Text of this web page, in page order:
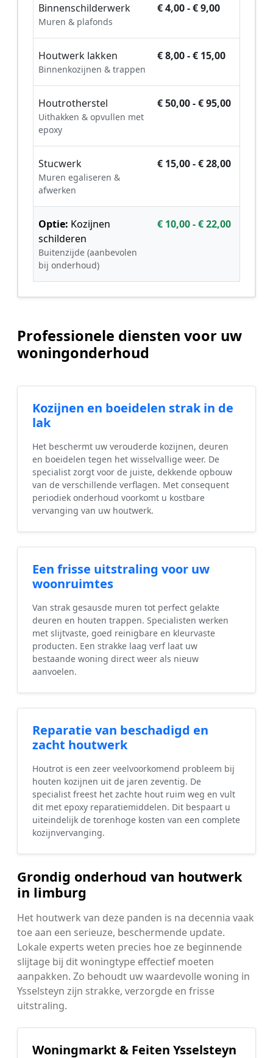
Binnenschilderwerk
Muren & plafonds
€ 4,00 - € 9,00
Houtwerk lakken
Binnenkozijnen & trappen
€ 8,00 - € 15,00
Houtrotherstel
Uithakken & opvullen met
epoxy
€ 50,00 - € 95,00
Stucwerk
Muren egaliseren &
afwerken
€ 15,00 - € 28,00
Optie: Kozijnen
schilderen
Buitenzijde (aanbevolen
bij onderhoud)
€ 10,00 - € 22,00
Professionele diensten voor uw
woningonderhoud
Kozijnen en boeidelen strak in de
lak
Het beschermt uw verouderde kozijnen, deuren
en boeidelen tegen het wisselvallige weer. De
specialist zorgt voor de juiste, dekkende opbouw
van de verschillende verflagen. Met consequent
periodiek onderhoud voorkomt u kostbare
vervanging van uw houtwerk.
Een frisse uitstraling voor uw
woonruimtes
Van strak gesausde muren tot perfect gelakte
deuren en houten trappen. Specialisten werken
met slijtvaste, goed reinigbare en kleurvaste
producten. Een strakke laag verf laat uw
bestaande woning direct weer als nieuw
aanvoelen.
Reparatie van beschadigd en
zacht houtwerk
Houtrot is een zeer veelvoorkomend probleem bij
houten kozijnen uit de jaren zeventig. De
specialist freest het zachte hout ruim weg en vult
dit met epoxy reparatiemiddelen. Dit bespaart u
uiteindelijk de torenhoge kosten van een complete
kozijnvervanging.
Grondig onderhoud van houtwerk
in limburg
Het houtwerk van deze panden is na decennia vaak
toe aan een serieuze, beschermende update.
Lokale experts weten precies hoe ze beginnende
slijtage bij dit woningtype effectief moeten
aanpakken. Zo behoudt uw waardevolle woning in
Ysselsteyn zijn strakke, verzorgde en frisse
uitstraling.
Woningmarkt & Feiten Ysselsteyn